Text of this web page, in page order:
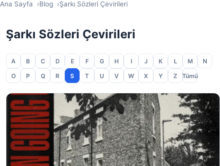
Ana Sayfa Blog Şarkı Sözleri Çevirileri
Şarkı Sözleri Çevirileri
A B C D E F G H I J K L M
N
O
P Q R S T U V W X Y Z Tümü